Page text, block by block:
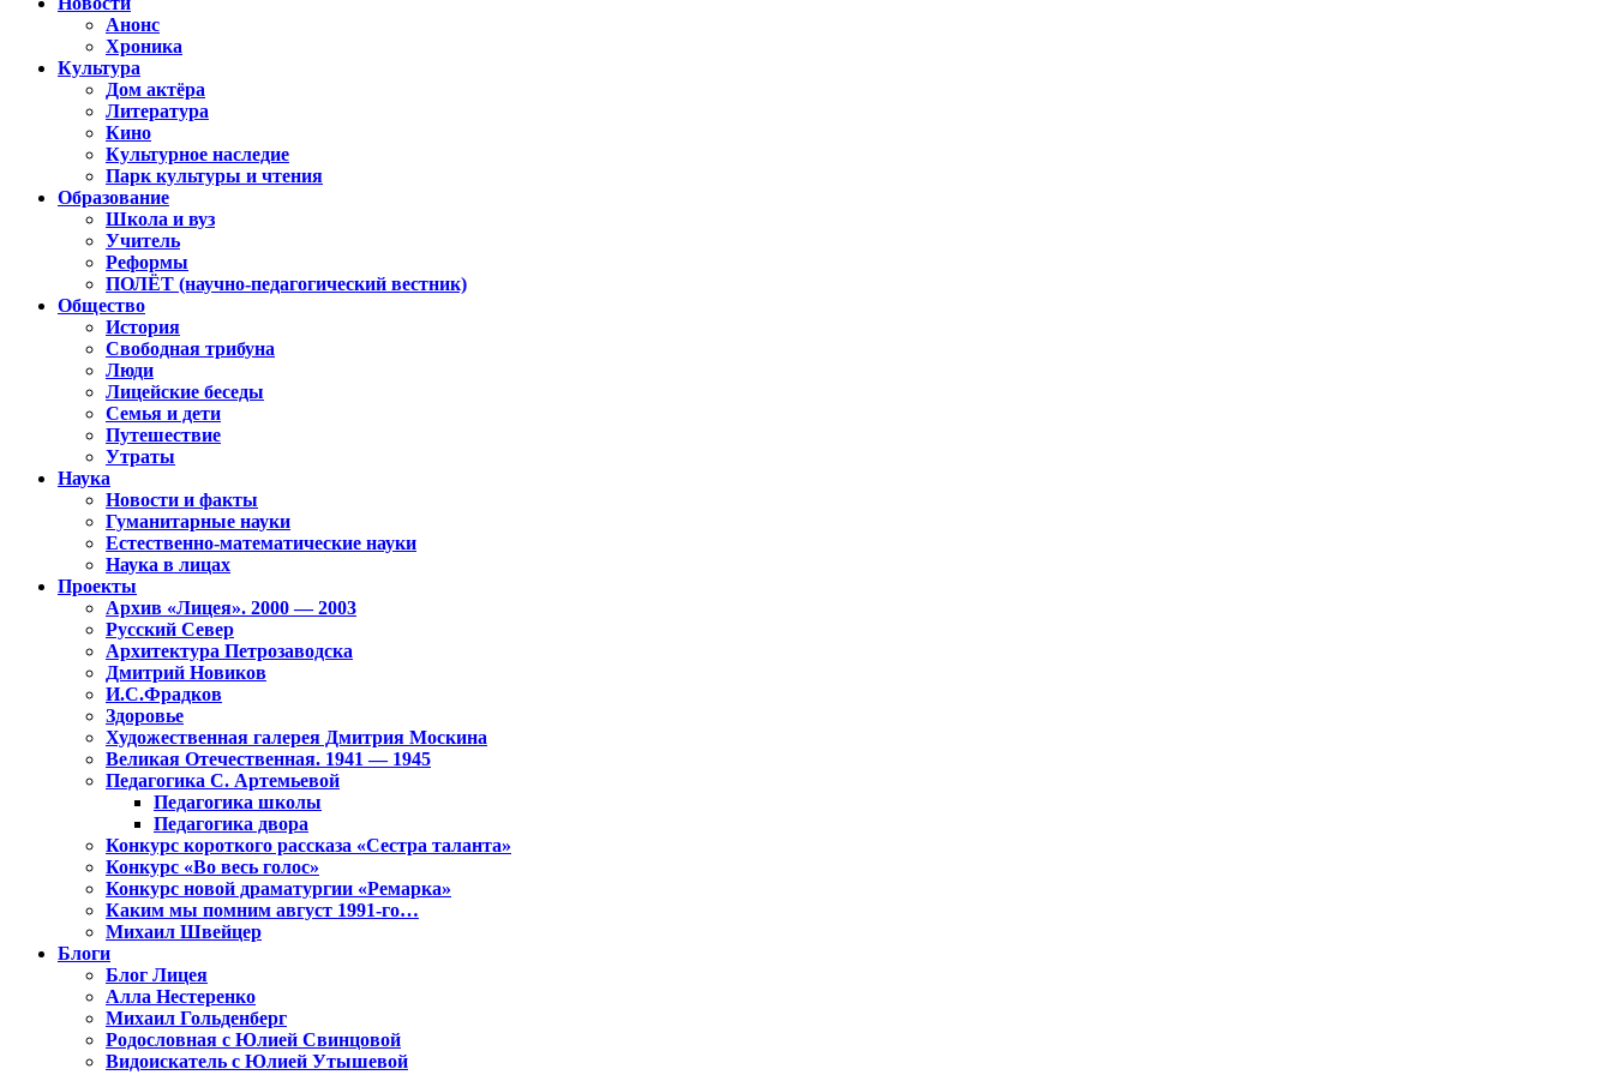
Анонс
Хроника
Культура
Дом актёра
Литература
Кино
Культурное наследие
Парк культуры и чтения
Образование
Школа и вуз
Учитель
Реформы
ПОЛЁТ (научно-педагогический вестник)
Общество
История
Свободная трибуна
Люди
Лицейские беседы
Семья и дети
Путешествие
Утраты
Наука
Новости и факты
Гуманитарные науки
Естественно-математические науки
Наука в лицах
Проекты
Архив «Лицея». 2000 — 2003
Русский Север
Архитектура Петрозаводска
Дмитрий Новиков
И.С.Фрадков
Здоровье
Художественная галерея Дмитрия Москина
Великая Отечественная. 1941 — 1945
Педагогика С. Артемьевой
Педагогика школы
Педагогика двора
Конкурс короткого рассказа «Сестра таланта»
Конкурс «Во весь голос»
Конкурс новой драматургии «Ремарка»
Каким мы помним август 1991-го…
Михаил Швейцер
Блоги
Блог Лицея
Алла Нестеренко
Михаил Гольденберг
Родословная с Юлией Свинцовой
Видоискатель с Юлией Утышевой